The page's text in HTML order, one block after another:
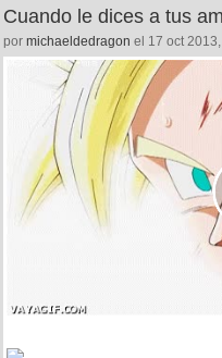
Cuando le dices a tus
por michaeldedragon el 17 oct 2013,